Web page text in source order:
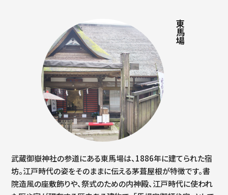
東馬場
武蔵御嶽神社の参道にある東馬場は、1886年に建てられた宿
坊。江戸時代の姿をそのままに伝える茅葺屋根が特徴です。書
院造風の座敷飾りや、祭式のための内神殿、江戸時代に使われ